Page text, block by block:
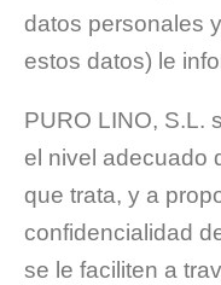
datos personales
estos datos) le
PURO LINO, S.L.
el nivel adecuado
que trata, y a
confidencialidad
se le faciliten a